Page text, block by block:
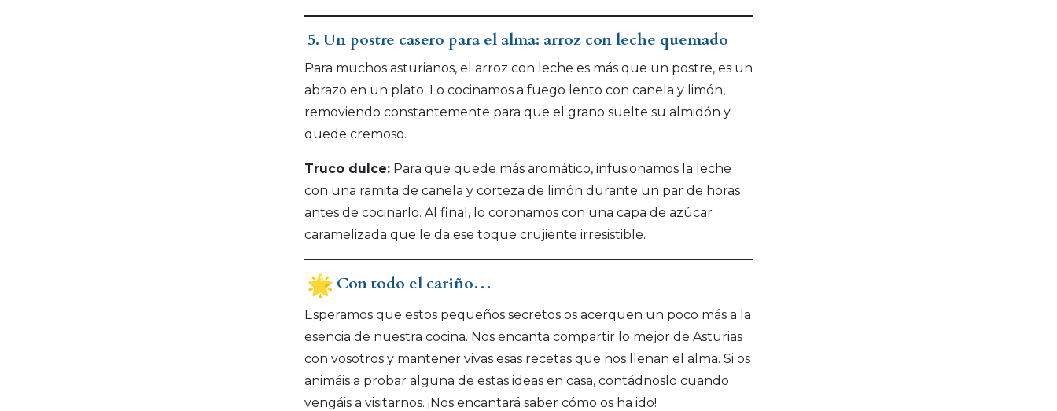
5. Un postre casero para el alma: arroz con leche quemado
Para muchos asturianos, el arroz con leche es más que un postre, es un
abrazo en un plato. Lo cocinamos a fuego lento con canela y limón,
removiendo constantemente para que el grano suelte su almidón y
quede cremoso.
Truco dulce: Para que quede más aromático, infusionamos la leche
con una ramita de canela y corteza de limón durante un par de horas
antes de cocinarlo. Al final, lo coronamos con una capa de azúcar
caramelizada que le da ese toque crujiente irresistible.
Con todo el cariño…
Esperamos que estos pequeños secretos os acerquen un poco más a la
esencia de nuestra cocina. Nos encanta compartir lo mejor de Asturias
con vosotros y mantener vivas esas recetas que nos llenan el alma. Si os
animáis a probar alguna de estas ideas en casa, contádnoslo cuando
vengáis a visitarnos. ¡Nos encantará saber cómo os ha ido!